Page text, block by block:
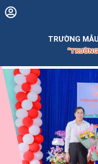
TRƯỜNG